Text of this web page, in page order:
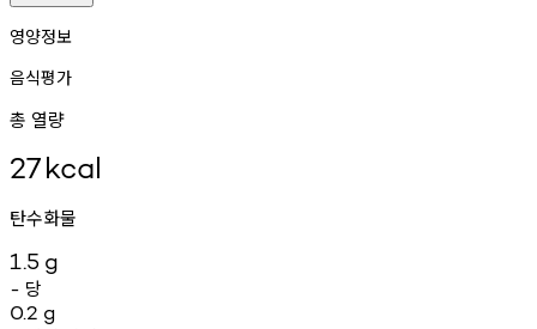
영양정보
음식평가
총 열량
27kcal
탄수화물
1.5 g
- 당
0.2 g